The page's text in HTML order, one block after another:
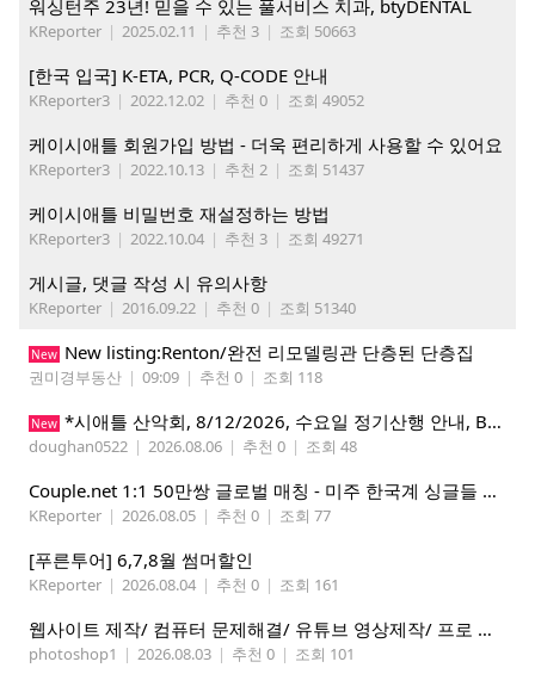
워싱턴주 23년! 믿을 수 있는 풀서비스 치과, btyDENTAL
KReporter | 2025.02.11 | 추천 3 | 조회 50663
[한국 입국] K-ETA, PCR, Q-CODE 안내
KReporter3 | 2022.12.02 | 추천 0 | 조회 49052
케이시애틀 회원가입 방법 - 더욱 편리하게 사용할 수 있어요
KReporter3 | 2022.10.13 | 추천 2 | 조회 51437
케이시애틀 비밀번호 재설정하는 방법
KReporter3 | 2022.10.04 | 추천 3 | 조회 49271
게시글, 댓글 작성 시 유의사항
KReporter | 2016.09.22 | 추천 0 | 조회 51340
New New listing:Renton/완전 리모델링관 단층된 단층집
권미경부동산 | 09:09 | 추천 0 | 조회 118
New *시애틀 산악회, 8/12/2026, 수요일 정기산행 안내, Beckler Peak*
doughan0522 | 2026.08.06 | 추천 0 | 조회 48
Couple.net 1:1 50만쌍 글로벌 매칭 - 미주 한국계 싱글들 모이세요
KReporter | 2026.08.05 | 추천 0 | 조회 77
[푸른투어] 6,7,8월 썸머할인
KReporter | 2026.08.04 | 추천 0 | 조회 161
웹사이트 제작/ 컴퓨터 문제해결/ 유튜브 영상제작/ 프로 사진촬영
photoshop1 | 2026.08.03 | 추천 0 | 조회 101